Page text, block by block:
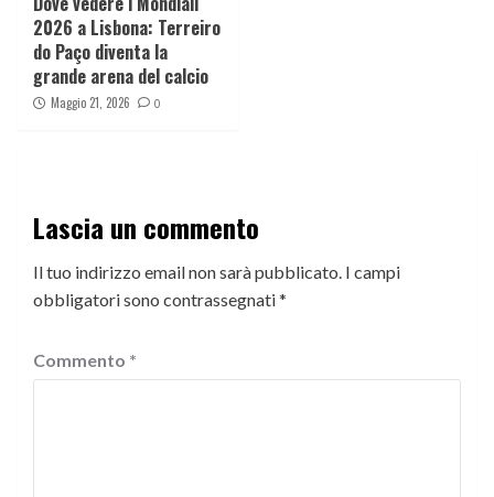
2026 a Lisbona: Terreiro
do Paço diventa la
grande arena del calcio
Maggio 21, 2026 0
Lascia un commento
Il tuo indirizzo email non sarà pubblicato. I campi
obbligatori sono contrassegnati*
Commento *